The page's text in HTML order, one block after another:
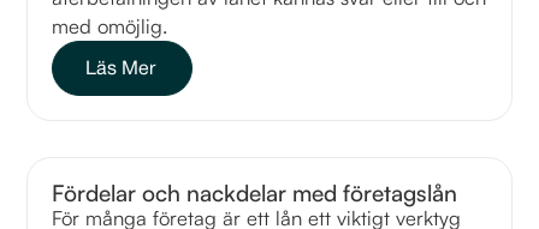
med omöjlig.
Läs Mer
Fördelar och nackdelar med företagslån
För många företag är ett lån ett viktigt verktyg